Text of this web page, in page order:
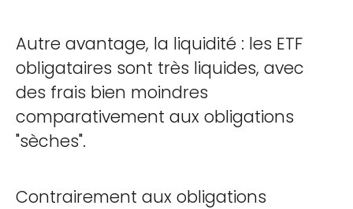
Autre avantage, la liquidité : les ETF
obligataires sont très liquides, avec
des frais bien moindres
comparativement aux obligations
"sèches".
Contrairement aux obligations